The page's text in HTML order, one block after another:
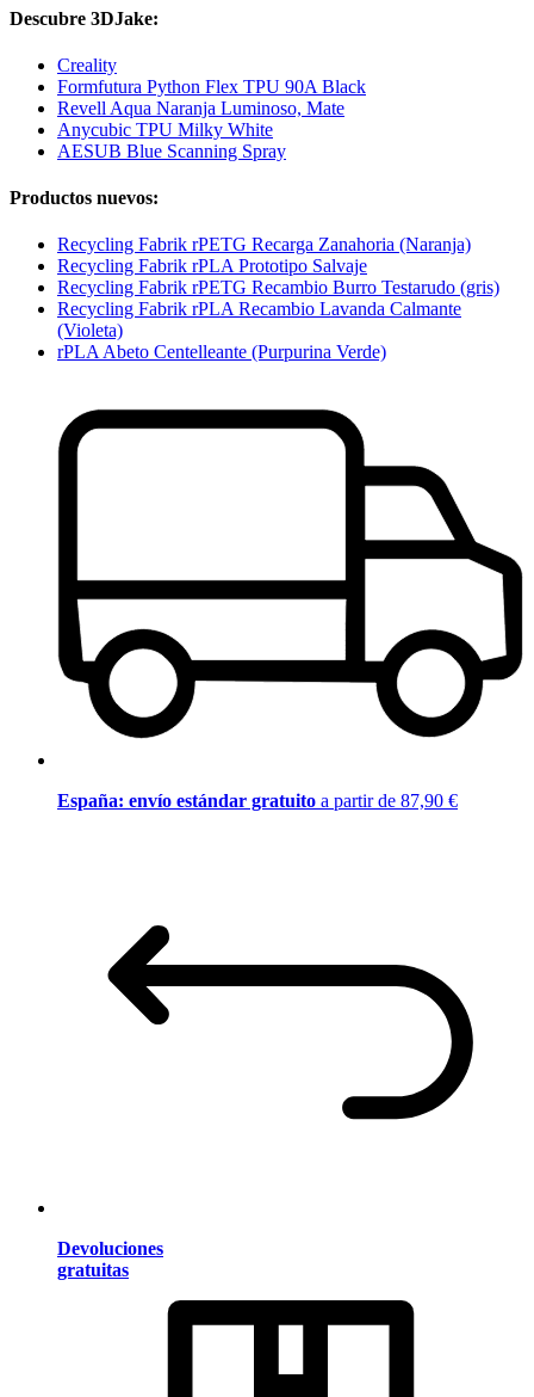
Descubre 3DJake:
Creality
Formfutura Python Flex TPU 90A Black
Revell Aqua Naranja Luminoso, Mate
Anycubic TPU Milky White
AESUB Blue Scanning Spray
Productos nuevos:
Recycling Fabrik rPETG Recarga Zanahoria (Naranja)
Recycling Fabrik rPLA Prototipo Salvaje
Recycling Fabrik rPETG Recambio Burro Testarudo (gris)
Recycling Fabrik rPLA Recambio Lavanda Calmante
(Violeta)
rPLA Abeto Centelleante (Purpurina Verde)
España: envío estándar gratuito a partir de 87,90 €
Devoluciones
gratuitas